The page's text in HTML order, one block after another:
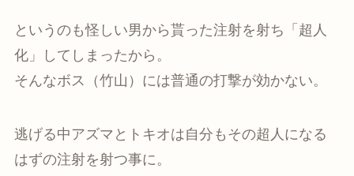
というのも怪しい男から貰った注射を射ち「超人
化」してしまったから。
そんなボス（竹山）には普通の打撃が効かない。
逃げる中アズマとトキオは自分もその超人になる
はずの注射を射つ事に。